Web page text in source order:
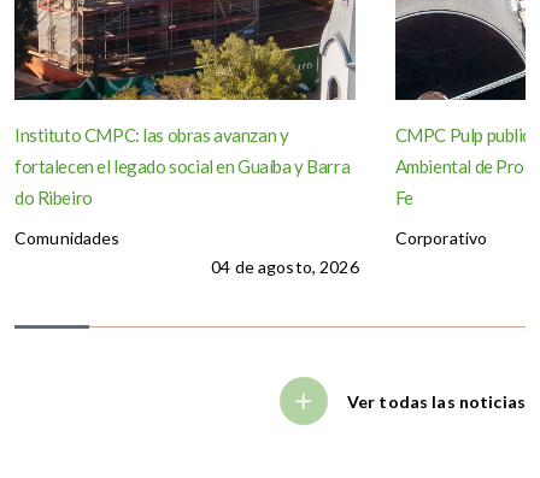
Instituto CMPC: las obras avanzan y
fortalecen el legado social en Guaíba y Barra
do Ribeiro
Comunidades
04 de agosto, 2026
CMPC Pulp
Ambiental de
Fe
Corporativo
Ver todas las noticias